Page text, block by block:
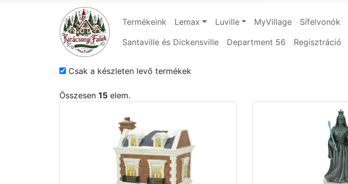
Termékeink Lemax Luville MyVillage Sífelvonók
Santaville és Dickensville
Department 56 Regisztráció
Csak a készleten levő termékek
Összesen 15 elem.